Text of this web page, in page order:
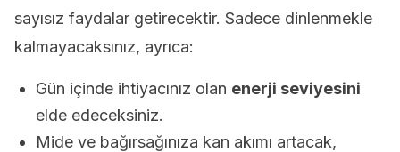
sayısız faydalar getirecektir. Sadece dinlenmekle
kalmayacaksınız, ayrıca:
Gün içinde ihtiyacınız olan enerji seviyesini
elde edeceksiniz.
Mide ve bağırsağınıza kan akımı artacak,